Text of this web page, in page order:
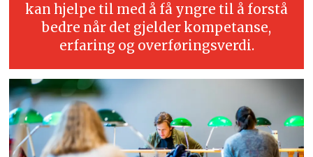
kan hjelpe til med å få yngre til å forstå
bedre når det gjelder kompetanse,
erfaring og overføringsverdi.